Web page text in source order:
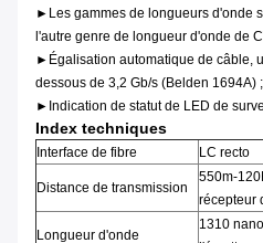
► Les gammes de longueurs d'onde
l'autre genre de longueur d'onde de
►Égalisation automatique de câble,
dessous de 3,2 Gb/s (Belden 1694A) ;
►Indication de statut de LED de
Index techniques
Interface de fibre LC recto
Distance de transmission
550m-
récepteur
Longueur d'onde
1310